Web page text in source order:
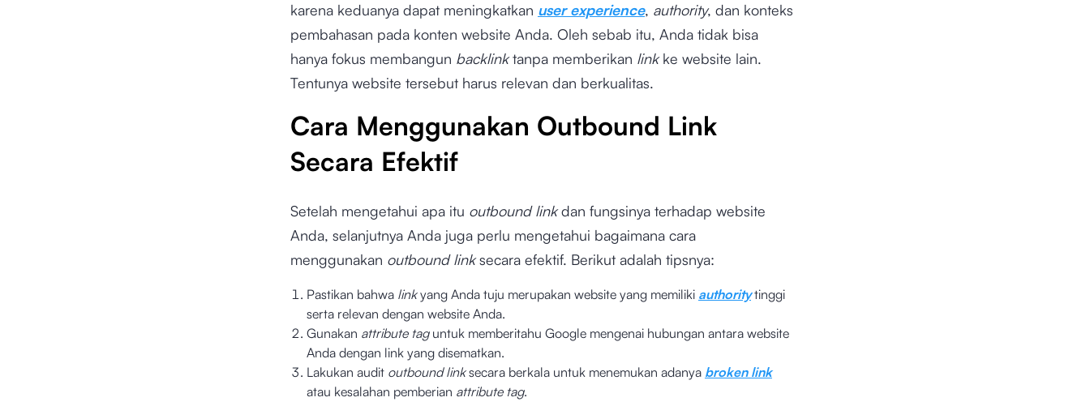
karena keduanya dapat meningkatkan user experience, authority, dan konteks
pembahasan pada konten website Anda. Oleh sebab itu, Anda tidak bisa
hanya fokus membangun backlinktanpa memberikan linkke website lain.
Tentunya website tersebut harus relevan dan berkualitas.
Cara Menggunakan Outbound Link
Secara Efektif
Setelah mengetahui apa itu outbound linkdan fungsinya terhadap website
Anda, selanjutnya Anda juga perlu mengetahui bagaimana cara
menggunakan outbound linksecara efektif. Berikut adalah tipsnya:
Pastikan bahwa linkyang Anda tuju merupakan website yang memiliki authoritytinggi
serta relevan dengan website Anda.
Gunakan attribute taguntuk memberitahu Google mengenai hubungan antara website
Anda dengan link yang disematkan.
Lakukan audit outbound linksecara berkala untuk menemukan adanya broken link
atau kesalahan pemberian attribute tag.